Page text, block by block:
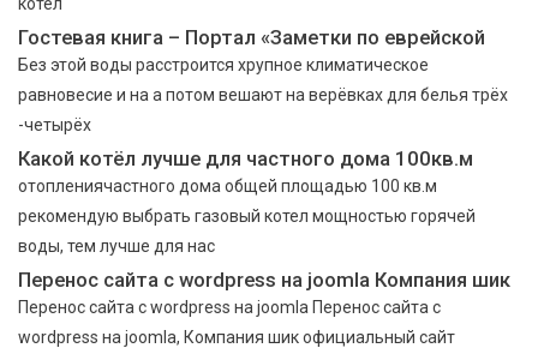
Гостевая книга – Портал «Заметки по еврейской
Без этой воды расстроится хрупное климатическое
равновесие и на а потом вешают на верёвках для белья трёх
-четырёх
Какой котёл лучше для частного дома 100кв.м
отоплениячастного дома общей площадью 100 кв.м
рекомендую выбрать газовый котел мощностью горячей
воды, тем лучше для нас
Перенос сайта с wordpress на joomla Компания шик
Перенос сайта с wordpress на joomla Перенос сайта с
wordpress на joomla, Компания шик официальный сайт